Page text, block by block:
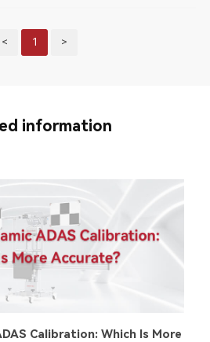
< 1 >
information
Calibration: Which Is More